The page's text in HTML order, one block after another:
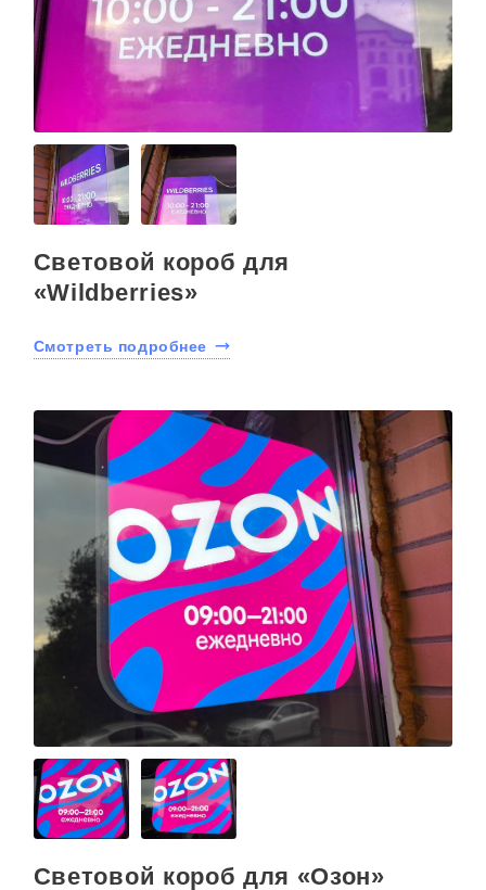
Световой короб для
«Wildberries»
Смотреть подробнее
Световой короб для «Озон»